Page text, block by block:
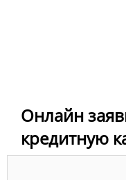
Онлайн
кредитную